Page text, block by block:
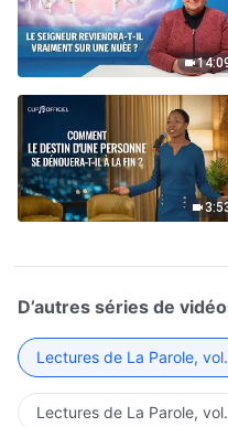
D’autres séries de
Lectures de La Parole,
Lectures de La Parole,